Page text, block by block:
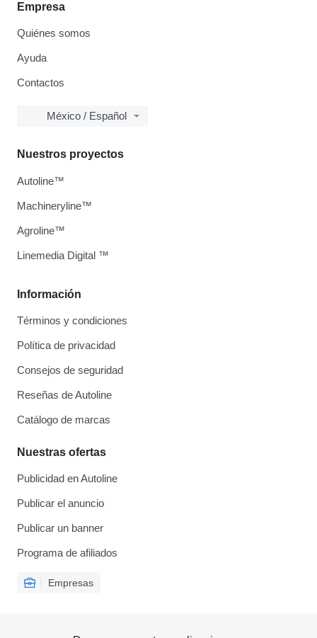
Empresa
Quiénes somos
Ayuda
Contactos
México / Español
Información
Términos y condiciones
Política de privacidad
Consejos de seguridad
Reseñas de Autoline
Catálogo de marcas
Nuestras ofertas
Publicidad en Autoline
Publicar el anuncio
Publicar un banner
Programa de afiliados
Empresas
Nuestros proyectos
Autoline™
Machineryline™
Agroline™
Linemedia Digital ™